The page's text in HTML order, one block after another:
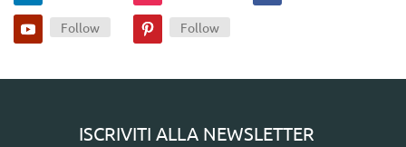
Follow Follow
ISCRIVITI ALLA NEWSLETTER